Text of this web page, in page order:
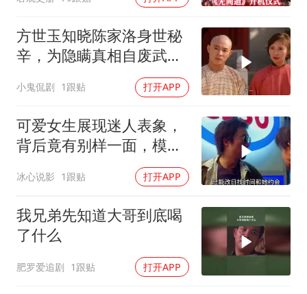
东方甄选被判赔偿江小白30万元
奋进开新局 实干挑大梁
方世玉知晓陈家洛身世秘
辛，为隐瞒真相自废武
功，背后隐情引深思
小鬼侃剧 1跟贴 打开APP
可爱女生展现迷人表象，
背后竟有别样一面，模样
冰心说影 1跟贴 打开APP
我兄弟先知道大哥到底喝
了什么
肥罗爱追剧 1跟贴 打开APP